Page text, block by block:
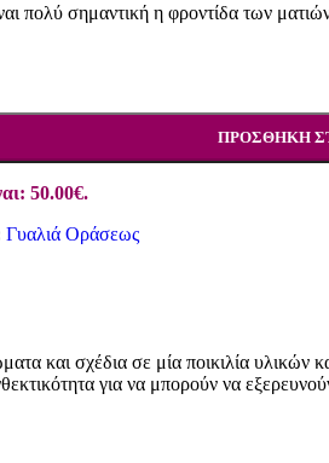
πολύ σημαντική η φροντίδα των
ΠΡΟΣΘΉΚΗ
50.00€.
Γυαλιά Οράσεως
και σχέδια σε μία ποικιλία υλικών
για να μπορούν να